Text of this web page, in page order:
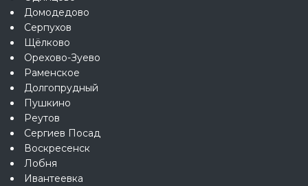
Домодедово
Серпухов
Щёлково
Орехово-Зуево
Раменское
Долгопрудный
Пушкино
Реутов
Сергиев Посад
Воскресенск
Лобня
Ивантеевка